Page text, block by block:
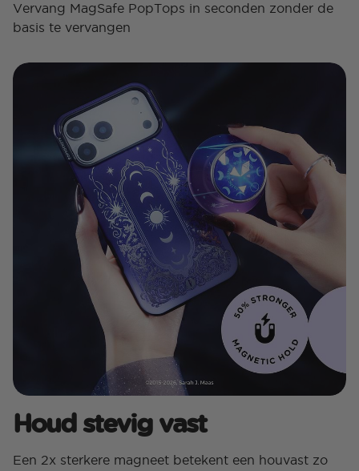
Vervang MagSafe PopTops in seconden zonder de
basis te vervangen
Houd stevig vast
Een 2x sterkere magneet betekent een houvast zo